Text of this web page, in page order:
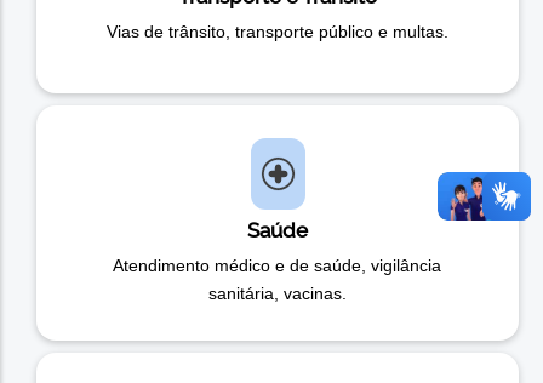
Vias de trânsito, transporte público e multas.
Saúde
Atendimento médico e de saúde, vigilância
sanitária, vacinas.